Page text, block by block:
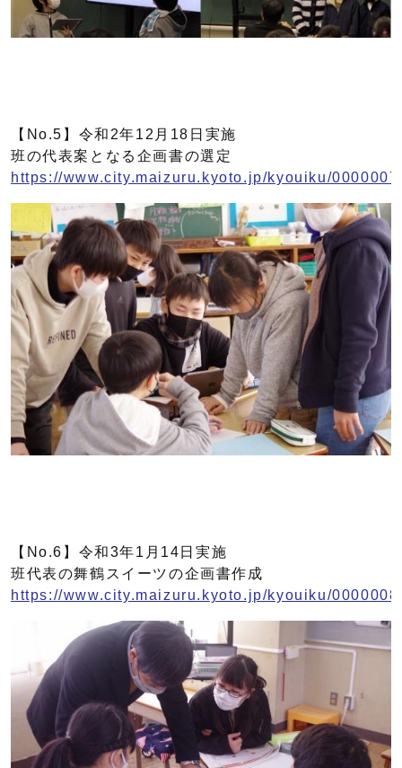
【No.5】令和2年12月18日実施
班の代表案となる企画書の選定
https://www.city.maizuru.kyoto.jp/kyouiku/
【No.6】令和3年1月14日実施
班代表の舞鶴スイーツの企画書作成
https://www.city.maizuru.kyoto.jp/kyouiku/